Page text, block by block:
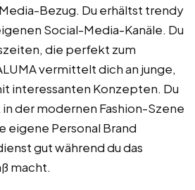
Bezug. Du erhältst trendy
Social-Media-Kanäle. Du
die perfekt zum
vermittelt dich an junge,
interessanten Konzepten. Du
der modernen Fashion-Szene
eigene Personal Brand
gut während du das
macht.